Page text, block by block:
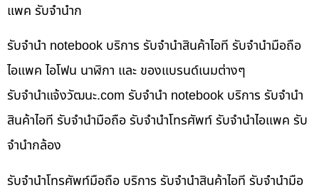
แพค รับจำนำก
รับจำนำ notebook บริการ รับจำนำสินค้าไอที รับจำนำมือถือ
ไอแพค ไอโฟน นาฬิกา และ ของแบรนด์เนมต่างๆ
รับจํานําแจ้งวัฒนะ.com รับจำนำ notebook บริการ รับจำนำ
สินค้าไอที รับจำนำมือถือ รับจำนำโทรศัพท์ รับจำนำไอแพค รับ
จำนำกล้อง
รับจำนำโทรศัพท์มือถือ บริการ รับจำนำสินค้าไอที รับจำนำมือ